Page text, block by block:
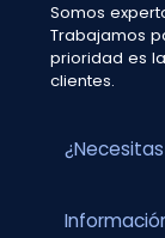
Somos
Trabajamos
prioridad es
clientes.